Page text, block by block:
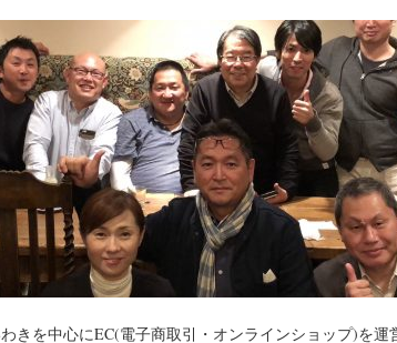
きを中心にEC(電子商取引・オンラインショップ)を運